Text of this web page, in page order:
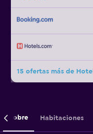
15 ofertas más de
Sobre Habitaciones